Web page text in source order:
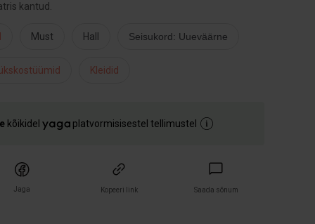
kantud.
Must Hall Seisukord: Uueväärne
Kleidid
kõikidel platvormisisestel tellimustel
Jaga Kopeeri link Saada sõnum